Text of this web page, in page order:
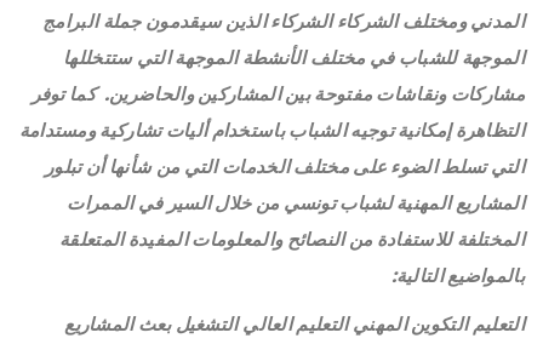
المدني ومختلف الشركاء الشركاء الذين سيقدمون جملة البرامج
الموجهة للشباب في مختلف الأنشطة الموجهة التي ستتخللها
مشاركات ونقاشات مفتوحة بين المشاركين والحاضرين.كما توفر
التظاهرة إمكانية توجيه الشباب باستخدام أليات تشاركية ومستدامة
التي تسلط الضوء على مختلف الخدمات التي من شأنها أن تبلور
المشاريع المهنية لشباب تونسي من خلال السير في الممرات
المختلفة للاستفادة من النصائح والمعلومات المفيدة المتعلقة
بالمواضيع التالية:
التعليم التكوين المهني التعليم العالي التشغيل بعث المشاريع